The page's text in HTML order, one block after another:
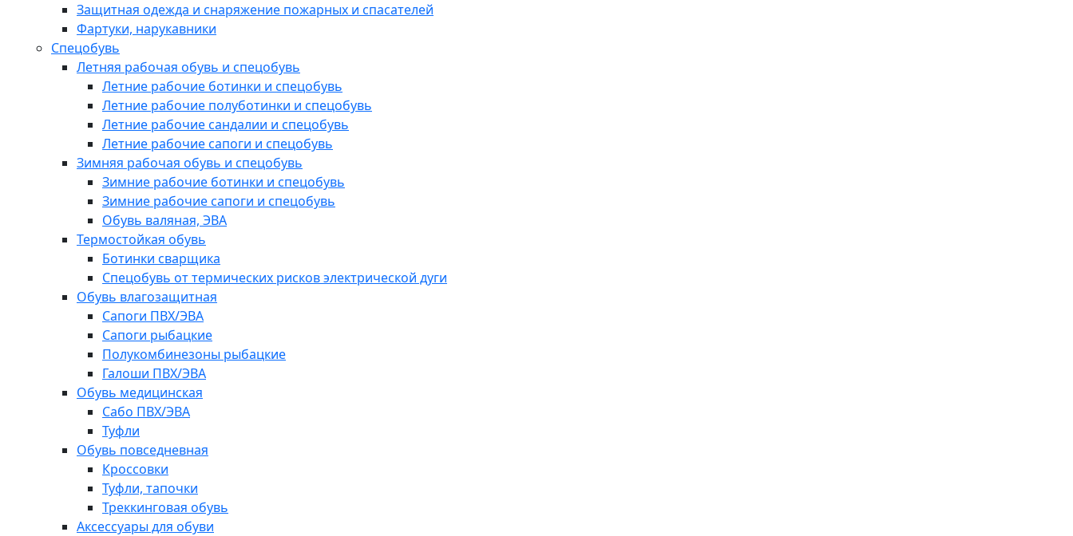
Защитная одежда и снаряжение пожарных и спасателей
Фартуки, нарукавники
Спецобувь
Летняя рабочая обувь и спецобувь
Летние рабочие ботинки и спецобувь
Летние рабочие полуботинки и спецобувь
Летние рабочие сандалии и спецобувь
Летние рабочие сапоги и спецобувь
Зимняя рабочая обувь и спецобувь
Зимние рабочие ботинки и спецобувь
Зимние рабочие сапоги и спецобувь
Обувь валяная, ЭВА
Термостойкая обувь
Ботинки сварщика
Спецобувь от термических рисков электрической дуги
Обувь влагозащитная
Сапоги ПВХ/ЭВА
Сапоги рыбацкие
Полукомбинезоны рыбацкие
Галоши ПВХ/ЭВА
Обувь медицинская
Сабо ПВХ/ЭВА
Туфли
Обувь повседневная
Кроссовки
Туфли, тапочки
Треккинговая обувь
Аксессуары для обуви